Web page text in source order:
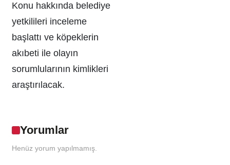
Konu hakkında belediye
yetkilileri inceleme
başlattı ve köpeklerin
akıbeti ile olayın
sorumlularının kimlikleri
araştırılacak.
Yorumlar
Henüz yorum yapılmamış.